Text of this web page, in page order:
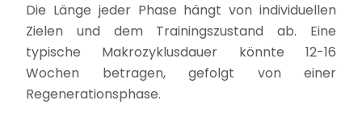
Die Länge jeder Phase hängt von individuellen
Zielen und dem Trainingszustand ab. Eine
typische Makrozyklusdauer könnte 12-16
Wochen betragen, gefolgt von einer
Regenerationsphase.